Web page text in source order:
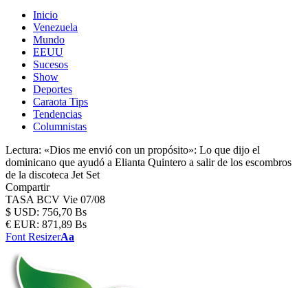
Inicio
Venezuela
Mundo
EEUU
Sucesos
Show
Deportes
Caraota Tips
Tendencias
Columnistas
Lectura: «Dios me envió con un propósito»: Lo que dijo el
dominicano que ayudó a Elianta Quintero a salir de los escombros
de la discoteca Jet Set
Compartir
TASA BCV Vie 07/08
$ USD: 756,70 Bs
€ EUR: 871,89 Bs
Font ResizerAa